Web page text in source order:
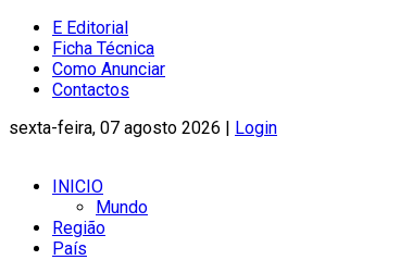
E Editorial
Ficha Técnica
Como Anunciar
Contactos
sexta-feira, 07 agosto 2026 | Login
INICIO
Mundo
Região
País